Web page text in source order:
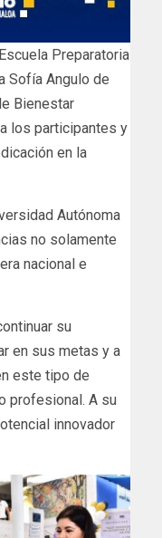
Preparatoria
Sofía Angulo de
Bienestar
los participantes y
en la
Autónoma
no solamente
nacional e
su
en sus metas y a
este tipo de
profesional. A su
innovador